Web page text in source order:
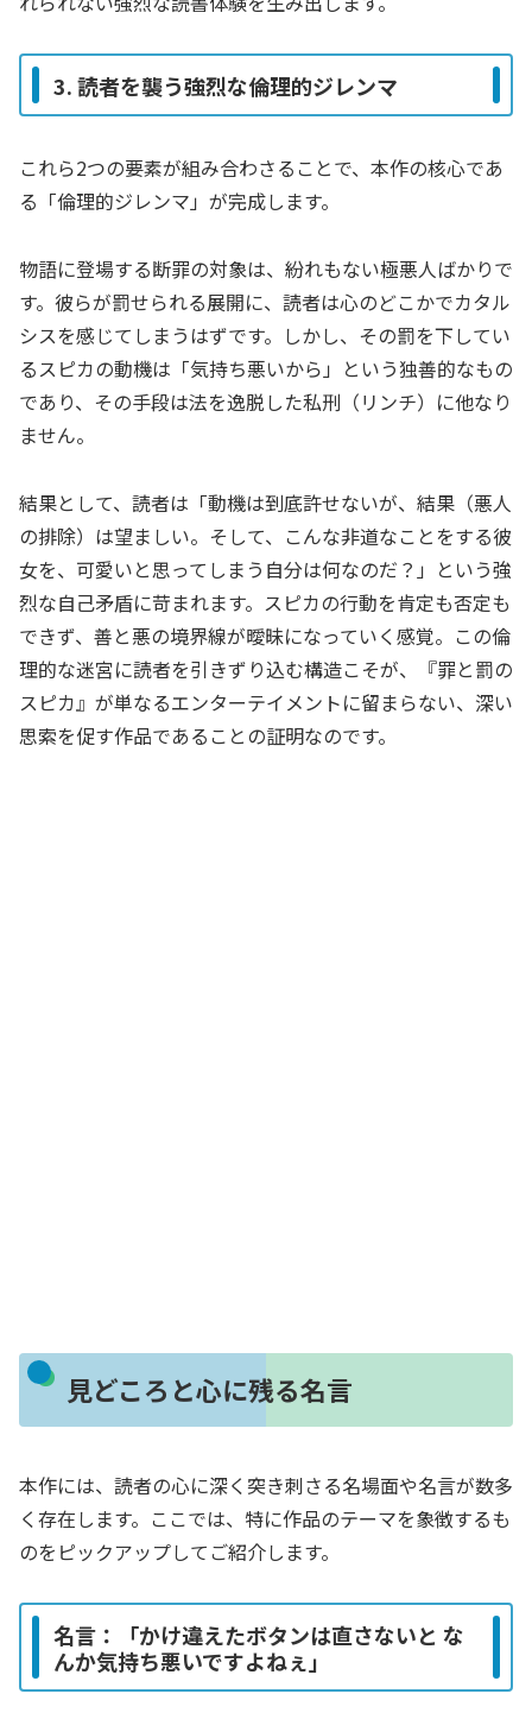
3. 読者を襲う強烈な倫理的ジレンマ
これら2つの要素が組み合わさることで、本作の核心であ
る「倫理的ジレンマ」が完成します。
物語に登場する断罪の対象は、紛れもない極悪人ばかりで
す。彼らが罰せられる展開に、読者は心のどこかでカタル
シスを感じてしまうはずです。しかし、その罰を下してい
るスピカの動機は「気持ち悪いから」という独善的なもの
であり、その手段は法を逸脱した私刑（リンチ）に他なり
ません。
結果として、読者は「動機は到底許せないが、結果（悪人
の排除）は望ましい。そして、こんな非道なことをする彼
女を、可愛いと思ってしまう自分は何なのだ？」という強
烈な自己矛盾に苛まれます。スピカの行動を肯定も否定も
できず、善と悪の境界線が曖昧になっていく感覚。この倫
理的な迷宮に読者を引きずり込む構造こそが、『罪と罰の
スピカ』が単なるエンターテイメントに留まらない、深い
思索を促す作品であることの証明なのです。
見どころと心に残る名言
本作には、読者の心に深く突き刺さる名場面や名言が数多
く存在します。ここでは、特に作品のテーマを象徴するも
のをピックアップしてご紹介します。
名言：「かけ違えたボタンは直さないと な
んか気持ち悪いですよねぇ」